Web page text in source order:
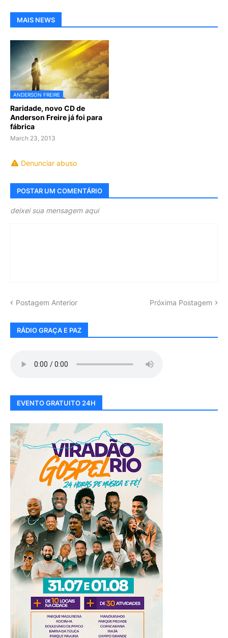
MAIS NEWS
ANDERSON FREIRE
Raridade, novo CD de
Anderson Freire já foi para
fábrica
March 23, 2013
Denunciar abuso
POSTAR UM COMENTÁRIO
deixei sua mensagem aqui
Postagem Anterior Próxima Postagem
RÁDIO GRAÇA E PAZ
EVENTO GRATUITO 24H